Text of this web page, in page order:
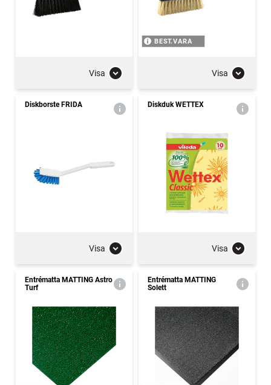
Visa
BEST.VARA
Visa
Diskborste FRIDA
Visa
Diskduk WETTEX
Visa
Entrématta MATTING Astro
Turf
Entrématta MATTING
Solett